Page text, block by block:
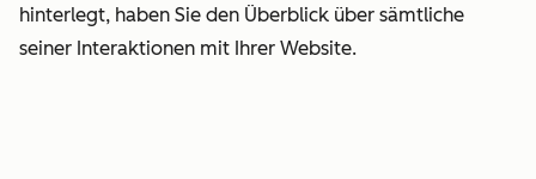
hinterlegt, haben Sie den Überblick über sämtliche
seiner Interaktionen mit Ihrer Website.